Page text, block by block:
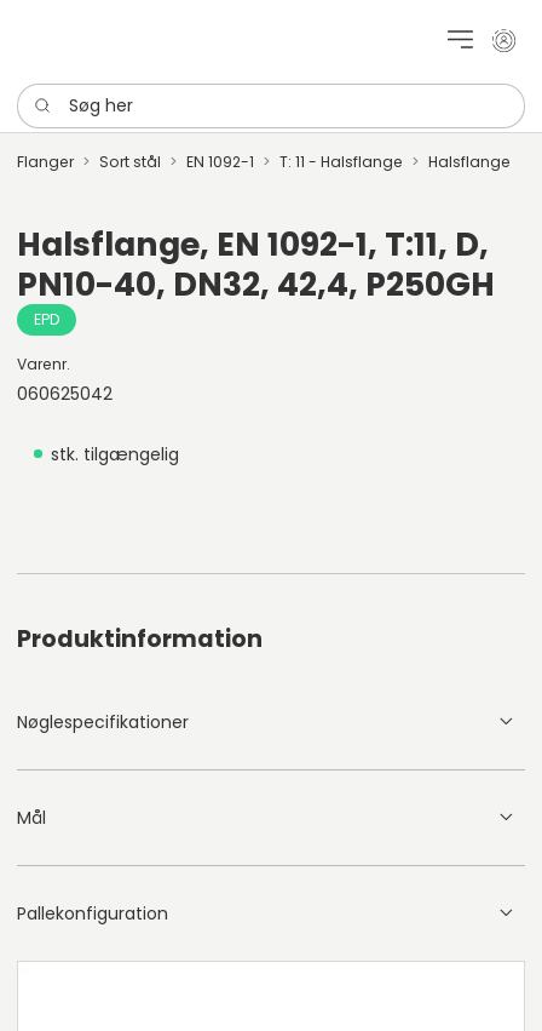
Mit
Søg her
Flanger Sort stål EN 1092-1 T: 11 - Halsflange Halsflange
Halsflange, EN 1092-1, T:11, D,
PN10-40, DN32, 42,4, P250GH
EPD
Varenr.
060625042
stk. tilgængelig
Produktinformation
Nøglespecifikationer
Mål
Pallekonfiguration